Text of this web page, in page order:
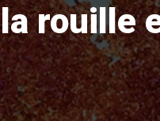
rouille